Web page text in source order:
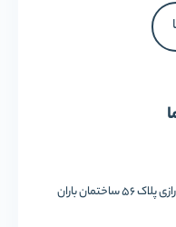
باران